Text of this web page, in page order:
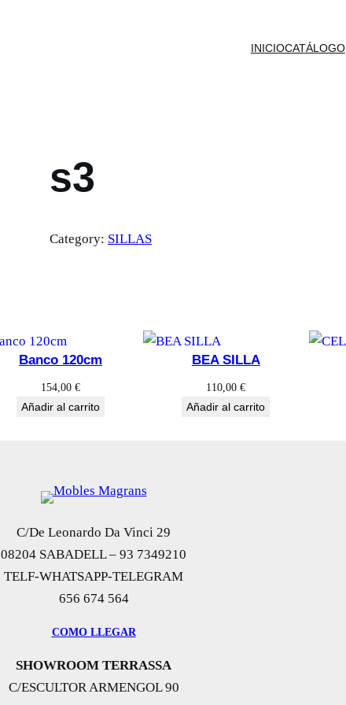
INICIOCATÁLOGO
s3
Category: SILLAS
Banco 120cm
154,00 €
Añadir al carrito
BEA SILLA
110,00€
Añadir al carrito
C/De Leonardo Da Vinci 29
08204 SABADELL – 93 7349210
TELF-WHATSAPP-TELEGRAM
656 674 564
COMO LLEGAR
SHOWROOM TERRASSA
C/ESCULTOR ARMENGOL 90